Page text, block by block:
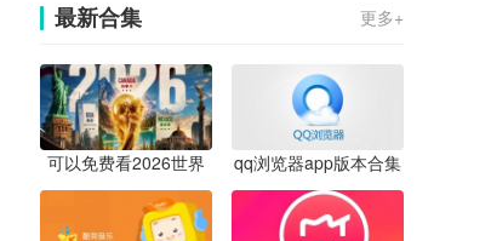
最新合集 更多+
可以免费看2026世界
杯直播的app合集
qq浏览器app版本合集